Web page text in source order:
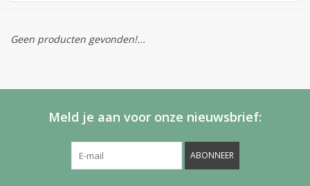
Geen producten gevonden!...
Meld je aan voor onze nieuwsbrief:
ABONNEER